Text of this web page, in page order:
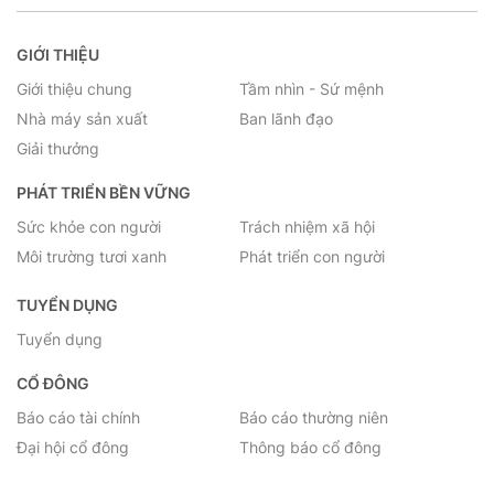
GIỚI THIỆU
Giới thiệu chung
Tầm nhìn - Sứ mệnh
Nhà máy sản xuất
Ban lãnh đạo
Giải thưởng
PHÁT TRIỂN BỀN VỮNG
Sức khỏe con người
Trách nhiệm xã hội
Môi trường tươi xanh
Phát triển con người
TUYỂN DỤNG
Tuyển dụng
CỔ ĐÔNG
Báo cáo tài chính
Báo cáo thường niên
Đại hội cổ đông
Thông báo cổ đông